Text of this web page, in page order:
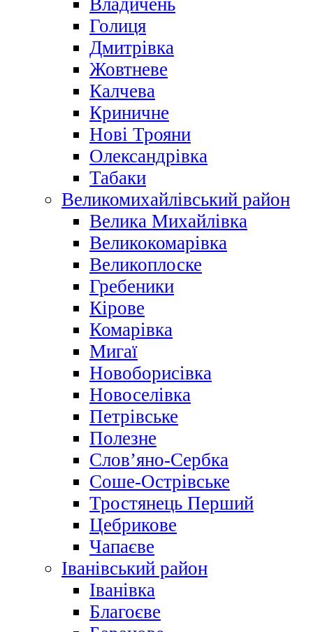
Владичень
Голиця
Дмитрівка
Жовтневе
Калчева
Криничне
Нові Трояни
Олександрівка
Табаки
Великомихайлівський район
Велика Михайлівка
Великокомарівка
Великоплоске
Гребеники
Кірове
Комарівка
Мигаї
Новоборисівка
Новоселівка
Петрівське
Полезне
Слов’яно-Сербка
Соше-Острівське
Тростянець Перший
Цебрикове
Чапаєве
Іванівський район
Іванівка
Благоєве